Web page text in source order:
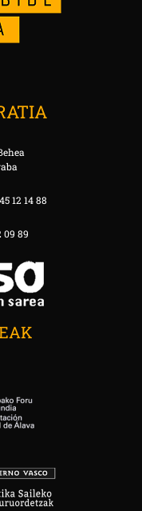
12 14 88
09 89